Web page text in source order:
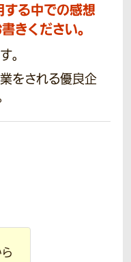
する中での感想
きください。
。
をされる優良企